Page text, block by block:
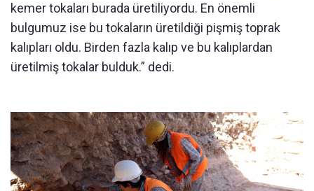
kemer tokaları burada üretiliyordu. En önemli
bulgumuz ise bu tokaların üretildiği pişmiş toprak
kalıpları oldu. Birden fazla kalıp ve bu kalıplardan
üretilmiş tokalar bulduk.” dedi.